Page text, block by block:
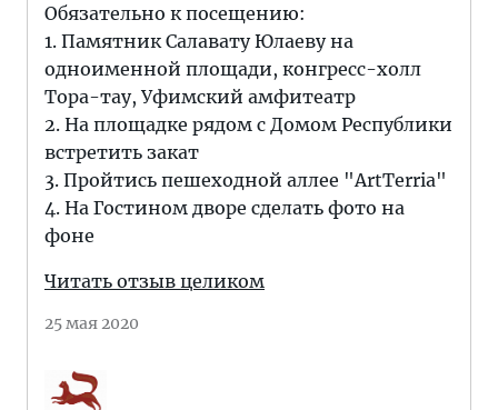
Обязательно к посещению:
1. Памятник Салавату Юлаеву на
одноименной площади, конгресс-холл
Тора-тау, Уфимский амфитеатр
2. На площадке рядом с Домом Республики
встретить закат
3. Пройтись пешеходной аллее "ArtTerria"
4. На Гостином дворе сделать фото на
фоне
Читать отзыв целиком
25 мая 2020